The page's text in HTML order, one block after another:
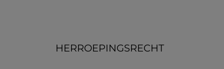
HERROEPINGS­RECHT